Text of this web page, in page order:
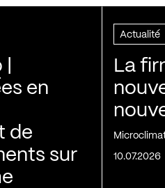
en
de
sur
Actualité
La
10.07.2026